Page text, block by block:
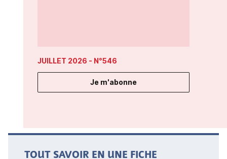
JUILLET 2026 - N°546
Je m'abonne
TOUT SAVOIR EN UNE FICHE